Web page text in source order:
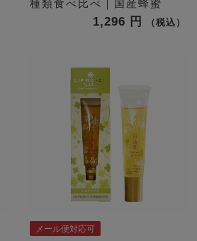
種類食べ比べ｜国産蜂蜜
1,296 税込
メール便対応可